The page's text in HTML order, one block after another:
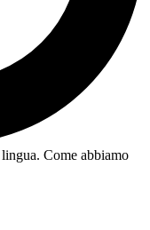
Come abbiamo